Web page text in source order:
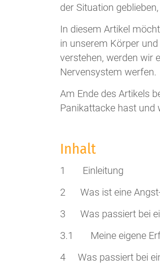
der Situation
In diesem Artikel
in unserem Körper
verstehen, werden wir
Nervensystem werfen.
Am Ende des Artikels
Panikattacke hast und
Inhalt
1 Einleitung
2 Was ist eine
3 Was passiert bei
3.1 Meine eigene
4 Was passiert bei